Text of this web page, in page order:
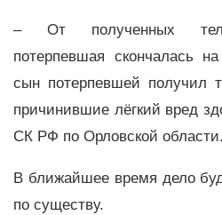
– От полученных
потерпевшая скончалась
сын потерпевшей получил
причинившие лёгкий вред
СК РФ по Орловской области.
В ближайшее время дело
по существу.